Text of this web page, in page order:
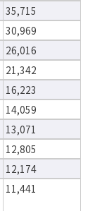
35,715
30,969
26,016
21,342
16,223
14,059
13,071
12,805
12,174
11,441